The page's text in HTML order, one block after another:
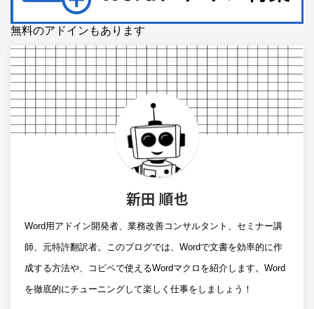
無料のアドインもあります
新田 順也
Word用アドイン開発者、業務改善コンサルタント、セミナー講
師、元特許翻訳者。このブログでは、Wordで文書を効率的に作
成する方法や、コピペで使えるWordマクロを紹介します。Word
を徹底的にチューニングして楽しく仕事をしましょう！